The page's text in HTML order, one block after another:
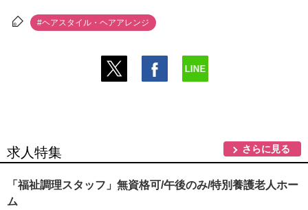
#ヘアスタイル・ヘアアレンジ
求人特集 さらに見る
「福祉調理スタッフ」無資格可/午後のみ/特別養護老人ホー
ム